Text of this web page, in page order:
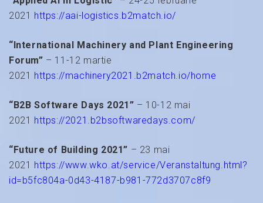
2021 https://aai-logistics.b2match.io/
“International Machinery and Plant Engineering
Forum” – 11-12 martie
2021 https://machinery2021.b2match.io/home
“B2B Software Days 2021” – 10-12 mai
2021 https://2021.b2bsoftwaredays.com/
“Future of Building 2021” – 23 mai
2021 https://www.wko.at/service/Veranstaltung.html?
id=b5fc804a-0d43-4187-b981-772d3707c8f9